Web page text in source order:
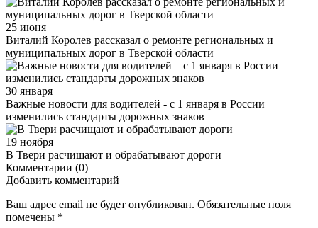
25 июня
Виталий Королев рассказал о ремонте региональных и
муниципальных дорог в Тверской области
30 января
Важные новости для водителей - с 1 января в России
изменились стандарты дорожных знаков
19 ноября
В Твери расчищают и обрабатывают дороги
Комментарии (0)
Добавить комментарий
Ваш адрес email не будет опубликован. Обязательные поля
помечены *